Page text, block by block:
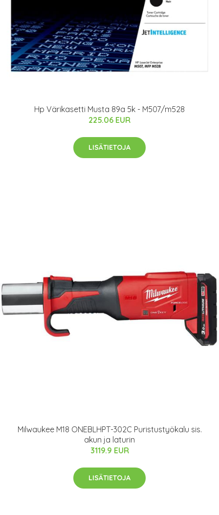
Hp Värikasetti Musta 89a 5k - M507/m528
225.06 EUR
LISÄTIETOJA
Milwaukee M18 ONEBLHPT-302C Puristustyökalu sis.
akun ja laturin
3119.9 EUR
LISÄTIETOJA